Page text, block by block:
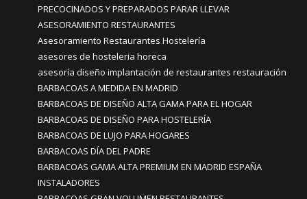
PRECOCINADOS Y PREPARADOS PARAR LLEVAR
ASESORAMIENTO RESTAURANTES
Asesoramiento Restaurantes Hostelería
asesores de hosteleria horeca
asesoría diseño implantación de restaurantes restauración
BARBACOAS A MEDIDA EN MADRID
BARBACOAS DE DISEÑO ALTA GAMA PARA EL HOGAR
BARBACOAS DE DISEÑO PARA HOSTELERÍA
BARBACOAS DE LUJO PARA HOGARES
BARBACOAS DÍA DEL PADRE
BARBACOAS GAMA ALTA PREMIUM EN MADRID ESPAÑA
INSTALADORES